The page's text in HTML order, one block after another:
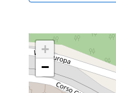
+
−